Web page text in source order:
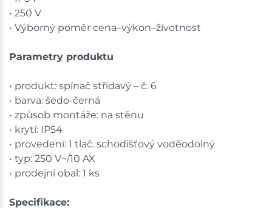
• 250 V
• Výborný poměr cena–výkon–životnost
Parametry produktu
• produkt: spínač střídavý – č. 6
• barva: šedo-černá
• způsob montáže: na stěnu
• krytí: IP54
• provedení: 1 tlač. schodišťový voděodolný
• typ: 250 V~/10 AX
• prodejní obal: 1 ks
Specifikace: